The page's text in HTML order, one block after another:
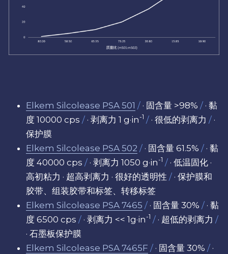
Elkem Silcolease PSA 501 / · 固含量 >98% / · 黏
度 10000 cps / · 剥离力 1 g·in-1 / · 很低的剥离力 / ·
保护膜
Elkem Silcolease PSA 502 / · 固含量 61.5% / · 黏
度 40000 cps / · 剥离力 1050 g·in-1 / · 低温固化 ·
高初粘力 · 超高剥离力 · 很好的透明性 / · 保护膜和
胶带、组装胶带和标签、转移标签
Elkem Silcolease PSA 7465 / · 固含量 30% / · 黏
度 6500 cps / · 剥离力 << 1g·in-1 / · 超低的剥离力 /
· 石墨板保护膜
Elkem Silcolease PSA 7465F / · 固含量 30% / ·